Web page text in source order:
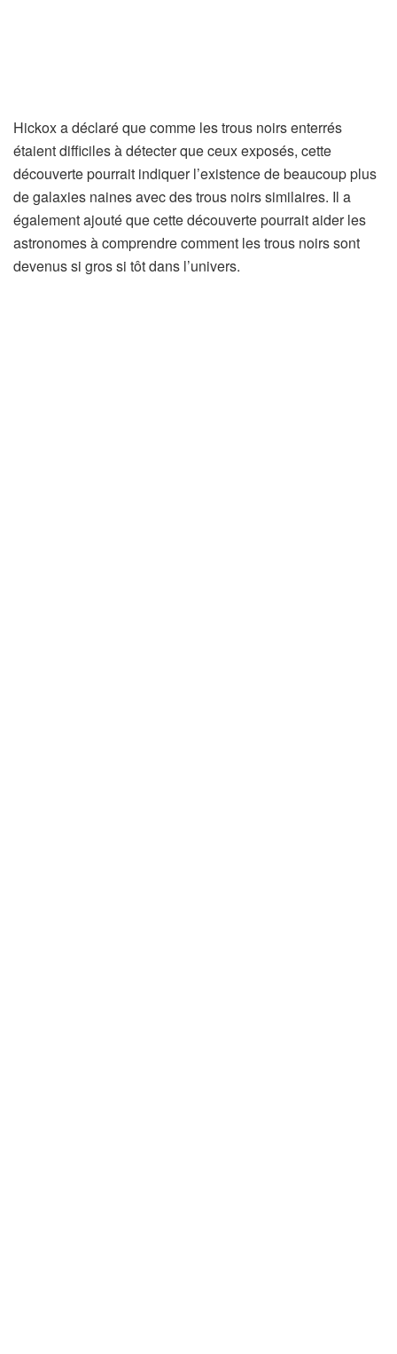
Hickox a déclaré que comme les trous noirs enterrés
étaient difficiles à détecter que ceux exposés, cette
découverte pourrait indiquer l’existence de beaucoup plus
de galaxies naines avec des trous noirs similaires. Il a
également ajouté que cette découverte pourrait aider les
astronomes à comprendre comment les trous noirs sont
devenus si gros si tôt dans l’univers.